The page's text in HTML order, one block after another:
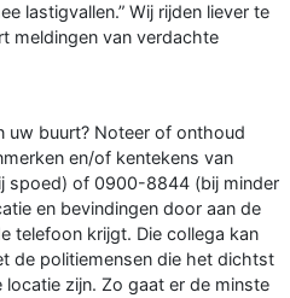
lastigvallen.” Wij rijden liever te
meldingen van verdachte
uw buurt? Noteer of onthoud
en/of kentekens van
spoed) of 0900-8844 (bij minder
en bevindingen door aan de
telefoon krijgt. Die collega kan
de politiemensen die het dichtst
zijn. Zo gaat er de minste